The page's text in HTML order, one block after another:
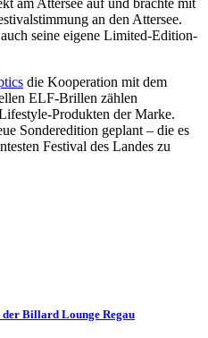
am Attersee auf und brachte mit
an den Attersee.
seine eigene Limited-Edition-
die Kooperation mit dem
ELF-Brillen zählen
Produkten der Marke.
Sonderedition geplant – die es
Festival des Landes zu
der Billard Lounge Regau